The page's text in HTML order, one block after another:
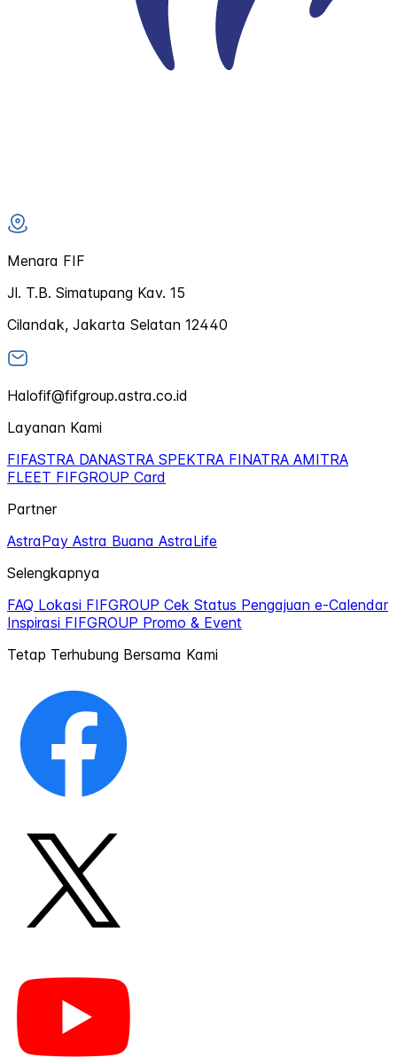
Menara FIF
Jl. T.B. Simatupang Kav. 15
Cilandak, Jakarta Selatan 12440
Halofif@fifgroup.astra.co.id
Layanan Kami
FIFASTRA DANASTRA SPEKTRA FINATRA AMITRA
FLEET FIFGROUP Card
Partner
AstraPay Astra Buana AstraLife
Selengkapnya
FAQ Lokasi FIFGROUP Cek Status Pengajuan e-Calendar
Inspirasi FIFGROUP Promo & Event
Tetap Terhubung Bersama Kami